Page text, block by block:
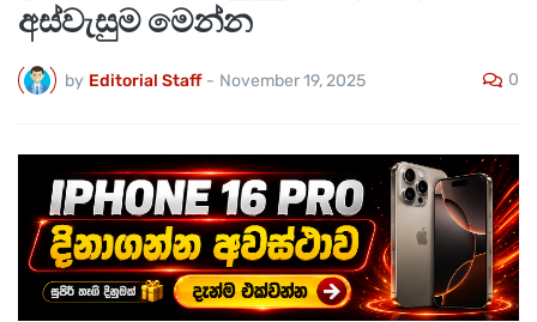
අස්වැසුම මෙන්න
by Editorial Staff - November 19, 2025 0